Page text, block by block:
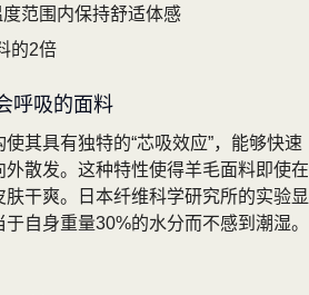
范围内保持舒适体感
的2倍
呼吸的面料
其具有独特的“芯吸效应”，能够快速
散发。这种特性使得羊毛面料即使在
干爽。日本纤维科学研究所的实验显
自身重量30%的水分而不感到潮湿。